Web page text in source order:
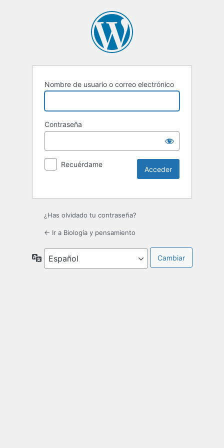
Nombre de usuario o correo electrónico
Contraseña
Recuérdame
¿Has olvidado tu contraseña?
← Ir a Biología y pensamiento
Idioma